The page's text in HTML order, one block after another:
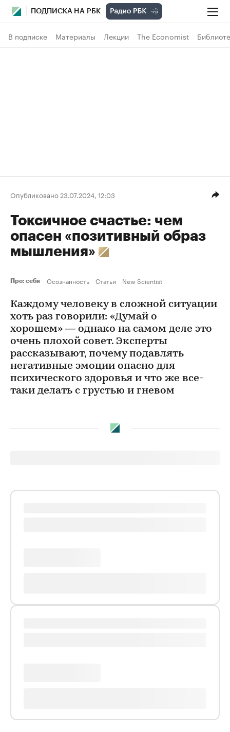
ПОДПИСКА НА РБК
В подписке Материалы Лекции The Economist
Опубликовано 23.07.2024, 12:03
Токсичное счастье: чем
опасен «позитивный образ
мышления»
Про: себя Осознанность Статьи New Scientist
Каждому человеку в сложной ситуации
хоть раз говорили: «Думай о
хорошем» — однако на самом деле это
очень плохой совет. Эксперты
рассказывают, почему подавлять
негативные эмоции опасно для
психического здоровья и что же все-
таки делать с грустью и гневом